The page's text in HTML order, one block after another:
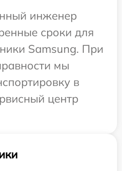
инженер
сроки для
Samsung. При
мы
в
центр